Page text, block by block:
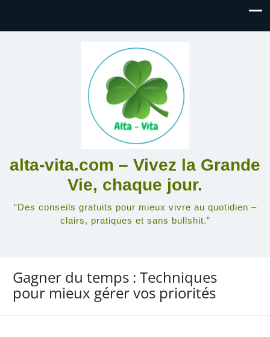
alta-vita.com – Vivez la Grande
Vie, chaque jour.
“Des conseils gratuits pour mieux vivre au quotidien –
clairs, pratiques et sans bullshit.”
Gagner du temps : Techniques
pour mieux gérer vos priorités